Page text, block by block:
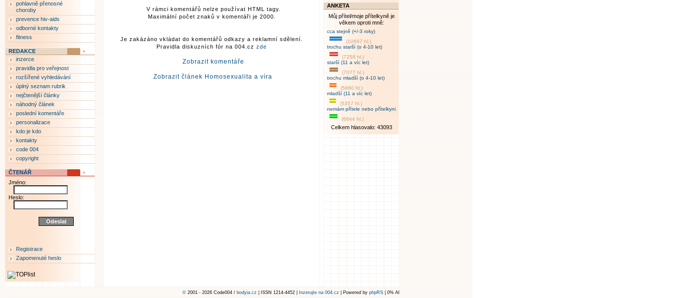
V rámci komentářů nelze používat HTML tagy.
Maximální počet znaků v komentáři je 2000.
Je zakázáno vkládat do komentářů odkazy a reklamní sdělení.
Pravidla diskuzních fór na 004.cz zde
Zobrazit komentáře
Zobrazit článek Homosexualita a víra
pohlavně přenosné
choroby
prevence hiv-aids
odborné kontakty
fitness
REDAKCE
inzerce
pravidla pro veřejnost
rozšířené vyhledávání
úplný seznam rubrik
nejčtenější články
náhodný článek
poslední komentáře
personalizace
kdo je kdo
kontakty
code 004
copyright
ČTENÁŘ
Jméno:
Heslo:
Registrace
Zapomenuté heslo
ANKETA
Můj přítel/moje přítelkyně je
věkem oproti mně:
cca stejně (+/-3 roky)
(10697 hl.)
trochu starší (o 4-10 let)
(7258 hl.)
starší (11 a víc let)
(7077 hl.)
trochu mladší (o 4-10 let)
(5860 hl.)
mladší (11 a víc let)
(5357 hl.)
nemám přítele nebo přítelkyni
(6844 hl.)
Celkem hlasovalo: 43093
© 2001 - 2026 Code004 / bodyia.cz | ISSN 1214-4452 | Inzerujte na 004.cz | Powered by phpRS | 0% AI